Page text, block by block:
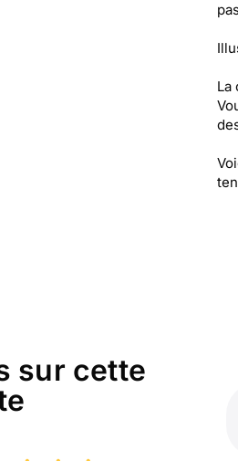
La
sur cette